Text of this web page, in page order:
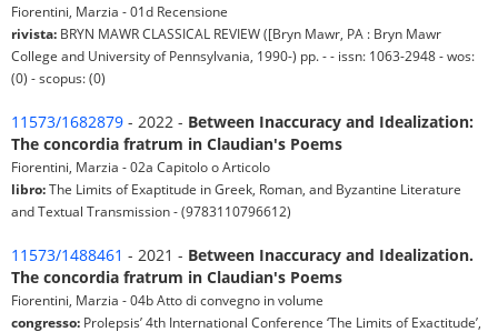
Fiorentini, Marzia - 01d Recensione
rivista: BRYN MAWR CLASSICAL REVIEW ([Bryn Mawr, PA : Bryn Mawr
College and University of Pennsylvania, 1990-) pp. - - issn: 1063-2948 - wos:
(0) - scopus: (0)
11573/1682879 - 2022 - Between Inaccuracy and Idealization:
The concordia fratrum in Claudian's Poems
Fiorentini, Marzia - 02a Capitolo o Articolo
libro:The Limits of Exaptitude in Greek, Roman, and Byzantine Literature
and Textual Transmission - (9783110796612)
11573/1488461 - 2021 - Between Inaccuracy and Idealization.
The concordia fratrum in Claudian's Poems
Fiorentini, Marzia - 04b Atto di convegno in volume
congresso: Prolepsis’ 4th International Conference ‘The Limits of Exactitude’,